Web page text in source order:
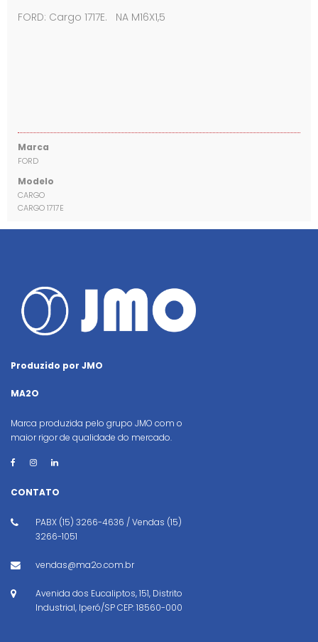
FORD: Cargo 1717E. NA M16X1,5
Marca
FORD
Modelo
CARGO
CARGO 1717E
Produzido por JMO
MA2O
Marca produzida pelo grupo JMO com o
maior rigor de qualidade do mercado.
CONTATO
PABX (15) 3266-4636 / Vendas (15)
3266-1051
vendas@ma2o.com.br
Avenida dos Eucaliptos, 151, Distrito
Industrial, Iperó/SP CEP: 18560-000